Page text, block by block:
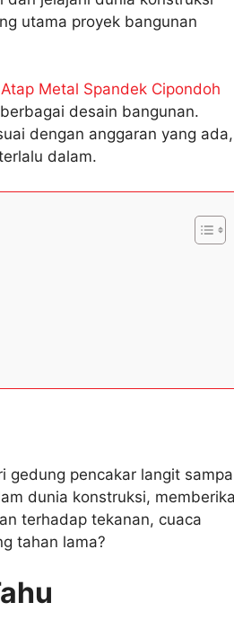
utama proyek bangunan
Metal Spandek Cipondoh
desain bangunan.
dengan anggaran yang ada,
dalam.
gedung pencakar langit
dunia konstruksi,
terhadap tekanan, cuaca
tahan lama?